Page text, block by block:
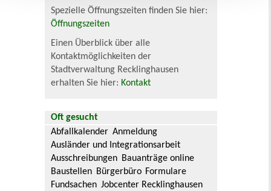
Spezielle Öffnungszeiten finden Sie hier:
Öffnungszeiten
Einen Überblick über alle
Kontaktmöglichkeiten der
Stadtverwaltung Recklinghausen
erhalten Sie hier: Kontakt
Oft gesucht
Abfallkalender Anmeldung
Ausländer und Integrationsarbeit
Ausschreibungen Bauanträge online
Baustellen Bürgerbüro Formulare
Fundsachen Jobcenter Recklinghausen